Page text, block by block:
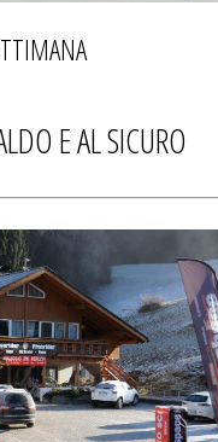
E AL SICURO